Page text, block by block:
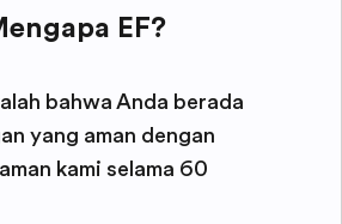
EF?
bahwa Anda berada
yang aman dengan
kami selama 60